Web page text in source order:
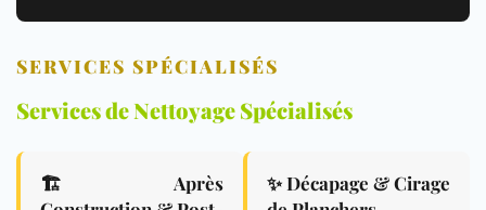
SERVICES SPÉCIALISÉS
Services de Nettoyage Spécialisés
🏗️ Après
✨ Décapage & Cirage